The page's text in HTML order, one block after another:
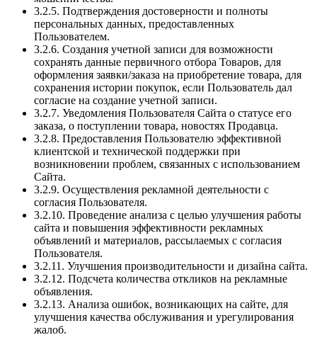
3.2.5. Подтверждения достоверности и полноты
персональных данных, предоставленных
Пользователем.
3.2.6. Создания учетной записи для возможности
сохранять данные первичного отбора Товаров, для
оформления заявки/заказа на приобретение товара, для
сохранения истории покупок, если Пользователь дал
согласие на создание учетной записи.
3.2.7. Уведомления Пользователя Сайта о статусе его
заказа, о поступлении товара, новостях Продавца.
3.2.8. Предоставления Пользователю эффективной
клиентской и технической поддержки при
возникновении проблем, связанных с использованием
Сайта.
3.2.9. Осуществления рекламной деятельности с
согласия Пользователя.
3.2.10. Проведение анализа с целью улучшения работы
сайта и повышения эффективности рекламных
объявлений и материалов, рассылаемых с согласия
Пользователя.
3.2.11. Улучшения производительности и дизайна сайта.
3.2.12. Подсчета количества откликов на рекламные
объявления.
3.2.13. Анализа ошибок, возникающих на сайте, для
улучшения качества обслуживания и урегулирования
жалоб.